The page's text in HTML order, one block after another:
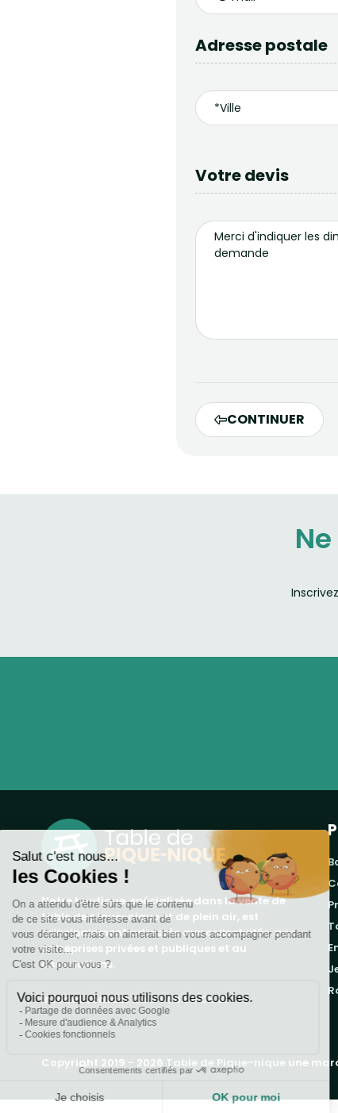
Adresse postale
Votre devis
CONTINUER
Notre boutique, spécialisée dans la vente de
table de pique-nique et de plein air, est
principalement adressée aux collectvités, aux
entreprises privées et publiques et au
associations.
Infos et contact au04 86 84 05 81
Copyright 2019 - 2026 Table de Pique-nique une